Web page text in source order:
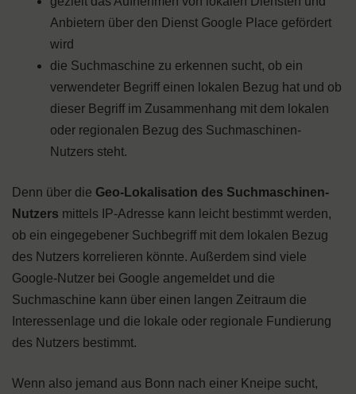
Anbietern über den Dienst Google Place gefördert
wird
die Suchmaschine zu erkennen sucht, ob ein
verwendeter Begriff einen lokalen Bezug hat und ob
dieser Begriff im Zusammenhang mit dem lokalen
oder regionalen Bezug des Suchmaschinen-
Nutzers steht.
Denn über die Geo-Lokalisation des Suchmaschinen-
Nutzers mittels IP-Adresse kann leicht bestimmt werden,
ob ein eingegebener Suchbegriff mit dem lokalen Bezug
des Nutzers korrelieren könnte. Außerdem sind viele
Google-Nutzer bei Google angemeldet und die
Suchmaschine kann über einen langen Zeitraum die
Interessenlage und die lokale oder regionale Fundierung
des Nutzers bestimmt.
Wenn also jemand aus Bonn nach einer Kneipe sucht,